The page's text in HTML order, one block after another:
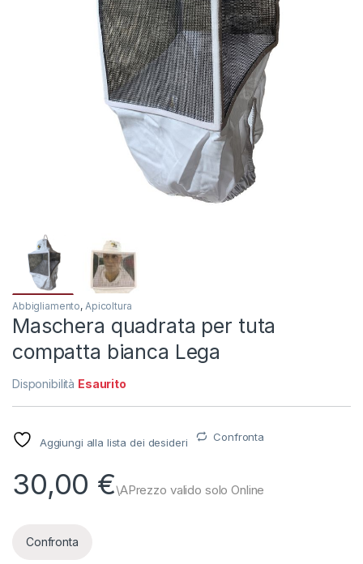
Abbigliamento, Apicoltura
Maschera quadrata per tuta
compatta bianca Lega
Disponibilità Esaurito
Aggiungi alla lista dei desideri Confronta
30,00 €
Confronta